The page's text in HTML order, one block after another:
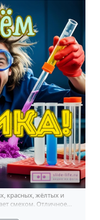
красных, жёлтых и
смехом. Отличное